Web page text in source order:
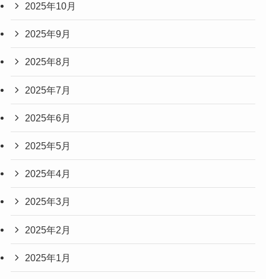
2025年10月
2025年9月
2025年8月
2025年7月
2025年6月
2025年5月
2025年4月
2025年3月
2025年2月
2025年1月